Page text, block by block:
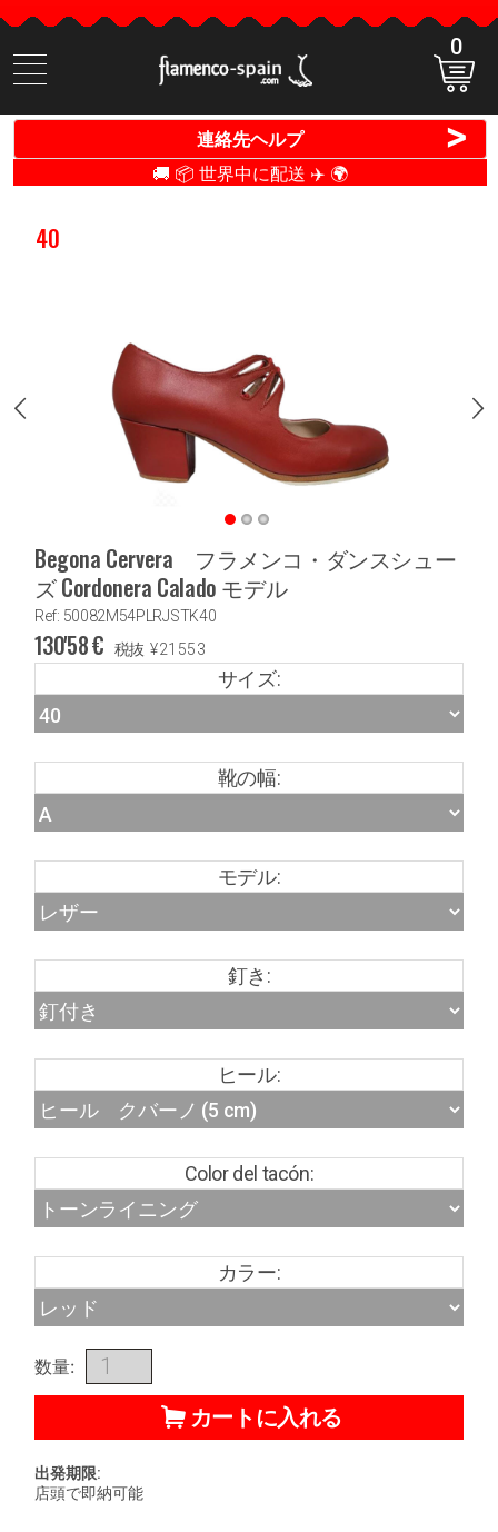
商
品
検
0
連絡先ヘルプ >
🚚 📦 世界中に配送 ✈️ 🌍
40
Begona Cervera フラメンコ・ダンスシュー
ズ Cordonera Calado モデル
Ref: 50082M54PLRJSTK40
130'58€ 税抜 ¥21553
サイズ:
靴の幅:
モデル:
釘き:
ヒール:
Color del tacón:
カラー:
数量:
カートに入れる
出発期限:
店頭で即納可能